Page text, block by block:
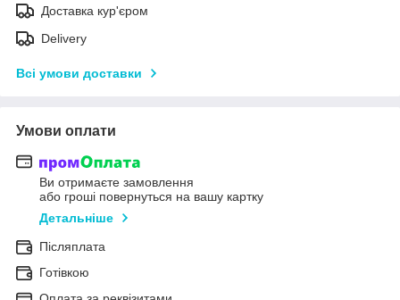
Доставка кур'єром
Delivery
Всі умови доставки
Умови оплати
Ви отримаєте замовлення
або гроші повернуться на вашу картку
Детальніше
Післяплата
Готівкою